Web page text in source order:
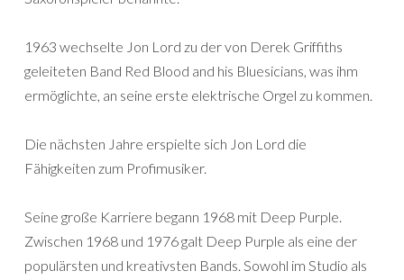
1963 wechselte Jon Lord zu der von Derek Griffiths
geleiteten Band Red Blood and his Bluesicians, was ihm
ermöglichte, an seine erste elektrische Orgel zu kommen.
Die nächsten Jahre erspielte sich Jon Lord die
Fähigkeiten zum Profimusiker.
Seine große Karriere begann 1968 mit Deep Purple.
Zwischen 1968 und 1976 galt Deep Purple als eine der
populärsten und kreativsten Bands. Sowohl im Studio als